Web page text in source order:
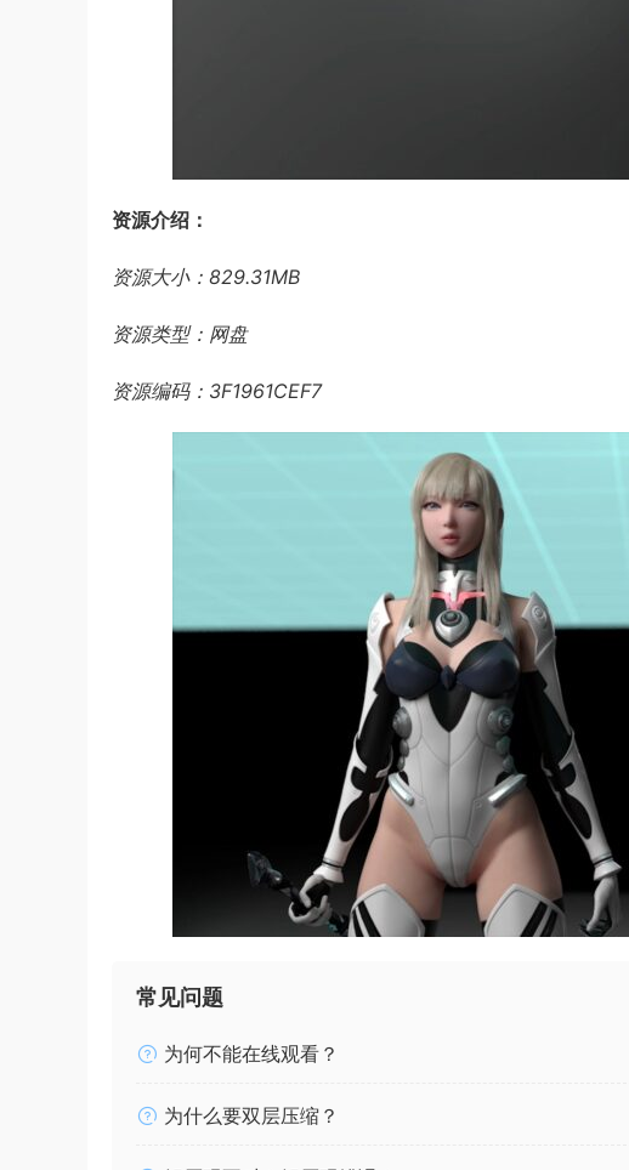
资源介绍：
资源大小：829.31MB
资源类型：网盘
资源编码：3F1961CEF7
常见问题
为何不能在线观看？
为什么要双层压缩？